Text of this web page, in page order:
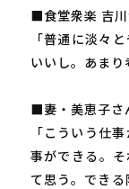
■食堂衆楽 吉
「普通に淡々
いいし。あまり
■妻・美恵子さ
「こういう仕
事ができる。
て思う。でき